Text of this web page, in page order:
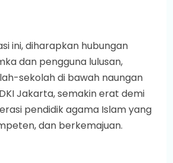
ini, diharapkan hubungan
dan pengguna lulusan,
sekolah di bawah naungan
DKI Jakarta, semakin erat demi
pendidik agama Islam yang
dan berkemajuan.